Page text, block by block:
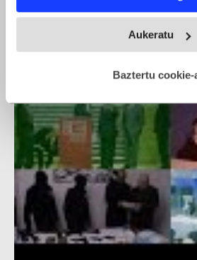
which can be accurate to
Identify your device by actively
and set your preferences in the
Webgune honek cookie propioak
fitxategiak erabiltzen ditu. Zure
zerbitzuak hobetzeko asmoz,
baliatzen gara. Ohar hau onartuz
erabiltzeko baimen esplizitua
irakurri
Aukeratu
Baztertu cookie-
ETAren armagabetzeari buruzko